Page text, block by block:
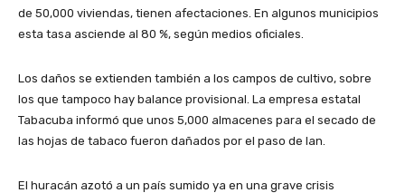
de 50,000 viviendas, tienen afectaciones. En algunos municipios
esta tasa asciende al 80 %, según medios oficiales.
Los daños se extienden también a los campos de cultivo, sobre
los que tampoco hay balance provisional. La empresa estatal
Tabacuba informó que unos 5,000 almacenes para el secado de
las hojas de tabaco fueron dañados por el paso de Ian.
El huracán azotó a un país sumido ya en una grave crisis